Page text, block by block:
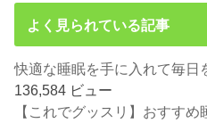
よく見られている記事
快適な睡眠を手に入れて毎日
136,584 ビュー
【これでグッスリ】おすす